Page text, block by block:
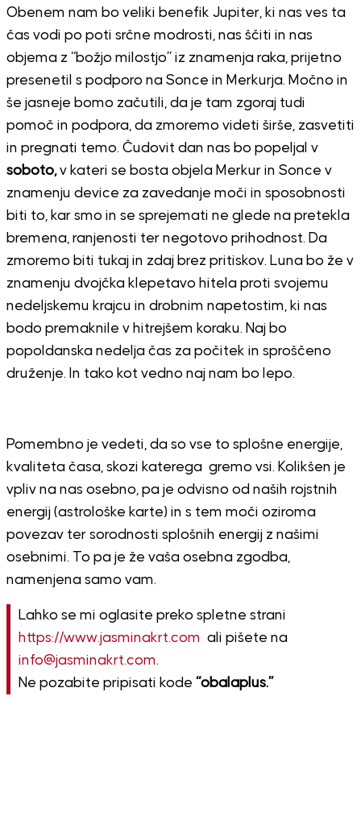
Obenem nam bo veliki benefik Jupiter, ki nas ves ta
čas vodi po poti srčne modrosti, nas ščiti in nas
objema z “božjo milostjo” iz znamenja raka, prijetno
presenetil s podporo na Sonce in Merkurja. Močno in
še jasneje bomo začutili, da je tam zgoraj tudi
pomoč in podpora, da zmoremo videti širše, zasvetiti
in pregnati temo. Čudovit dan nas bo popeljal v
soboto,v kateri se bosta objela Merkur in Sonce v
znamenju device za zavedanje moči in sposobnosti
biti to, kar smo in se sprejemati ne glede na pretekla
bremena, ranjenosti ter negotovo prihodnost. Da
zmoremo biti tukaj in zdaj brez pritiskov. Luna bo že v
znamenju dvojčka klepetavo hitela proti svojemu
nedeljskemu krajcu in drobnim napetostim, ki nas
bodo premaknile v hitrejšem koraku. Naj bo
popoldanska nedelja čas za počitek in sproščeno
druženje. In tako kot vedno naj nam bo lepo.
Pomembno je vedeti, da so vse to splošne energije,
kvaliteta časa, skozi katerega gremo vsi. Kolikšen je
vpliv na nas osebno, pa je odvisno od naših rojstnih
energij (astrološke karte) in s tem moči oziroma
povezav ter sorodnosti splošnih energij z našimi
osebnimi. To pa je že vaša osebna zgodba,
namenjena samo vam.
Lahko se mi oglasite preko spletne strani
https://www.jasminakrt.com ali pišete na
info@jasminakrt.com.
Ne pozabite pripisati kode “obalaplus.”